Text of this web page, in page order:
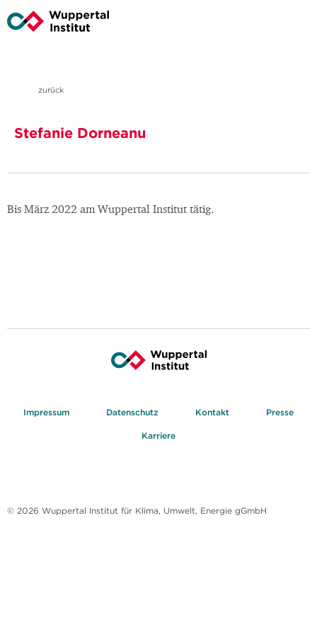
zurück
Stefanie Dorneanu
Bis März 2022 am Wuppertal Institut tätig.
Impressum Datenschutz Kontakt Presse
Karriere
© 2026 Wuppertal Institut für Klima, Umwelt, Energie gGmbH